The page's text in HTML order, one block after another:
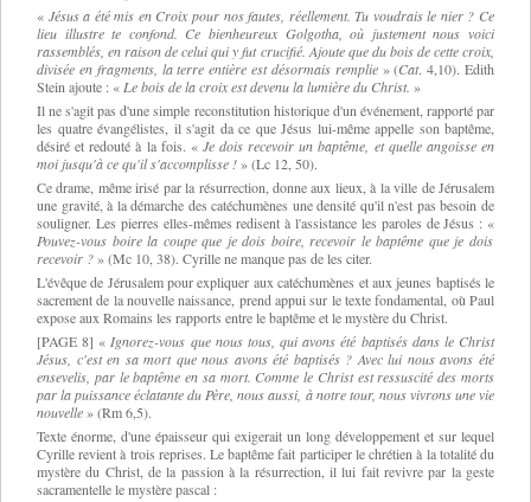
« Jésus a été mis en Croix pour nos fautes, réellement. Tu voudrais le nier ? Ce
lieu illustre te confond. Ce bienheureux Golgotha, où justement nous voici
rassemblés, en raison de celui qui y fut crucifié. Ajoute que du bois de cette croix,
divisée en fragments, la terre entière est désormais remplie » (Cat. 4,10). Edith
Stein ajoute : « Le bois de la croix est devenu la lumière du Christ. »
Il ne s'agit pas d'une simple reconstitution historique d'un événement, rapporté par
les quatre évangélistes, il s'agit da ce que Jésus lui-même appelle son baptême,
désiré et redouté à la fois. «Je dois recevoir un baptême, et quelle angoisse en
moi jusqu'à ce qu'il s'accomplisse !» (Lc 12, 50).
Ce drame, même irisé par la résurrection, donne aux lieux, à la ville de Jérusalem
une gravité, à la démarche des catéchumènes une densité qu'il n'est pas besoin de
souligner. Les pierres elles-mêmes redisent à l'assistance les paroles de Jésus : «
Pouvez-vous boire la coupe que je dois boire, recevoir le baptême que je dois
recevoir ?» (Mc 10, 38). Cyrille ne manque pas de les citer.
L'évêque de Jérusalem pour expliquer aux catéchumènes et aux jeunes baptisés le
sacrement de la nouvelle naissance, prend appui sur le texte fondamental, où Paul
expose aux Romains les rapports entre le baptême et le mystère du Christ.
[PAGE 8] « Ignorez-vous que nous tous, qui avons été baptisés dans le Christ
Jésus, c'est en sa mort que nous avons été baptisés ? Avec lui nous avons été
ensevelis, par le baptême en sa mort. Comme le Christ est ressuscité des morts
par la puissance éclatante du Père, nous aussi, à notre tour, nous vivrons une vie
nouvelle» (Rm 6,5).
Texte énorme, d'une épaisseur qui exigerait un long développement et sur lequel
Cyrille revient à trois reprises. Le baptême fait participer le chrétien à la totalité du
mystère du Christ, de la passion à la résurrection, il lui fait revivre par la geste
sacramentelle le mystère pascal :